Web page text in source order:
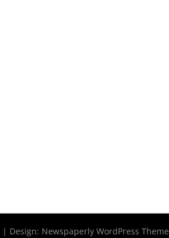
| Design: Newspaperly WordPress Theme